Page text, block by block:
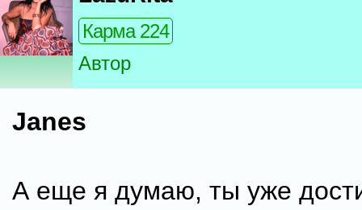
Карма 224
Автор
Janes
А еще я думаю, ты уже